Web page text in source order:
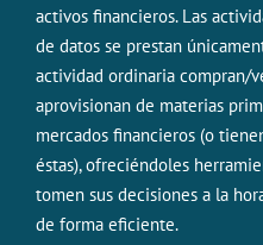
activos financieros. Las
de datos se prestan
actividad ordinaria compran/
aprovisionan de materias
mercados financieros (o
éstas), ofreciéndoles
tomen sus decisiones a la
de forma eficiente.